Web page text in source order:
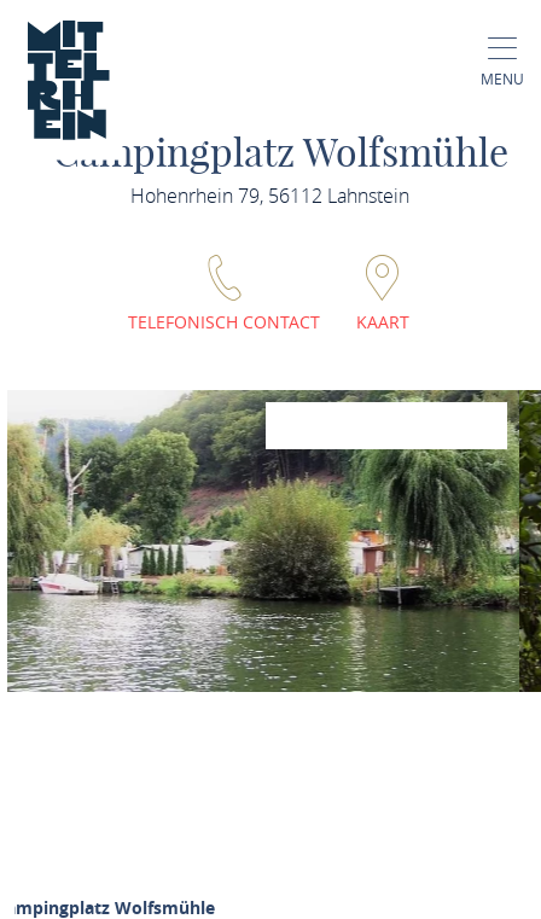
MENU
Campingplatz Wolfsmühle
Hohenrhein 79, 56112 Lahnstein
TELEFONISCH CONTACT KAART
Wolfsmühle